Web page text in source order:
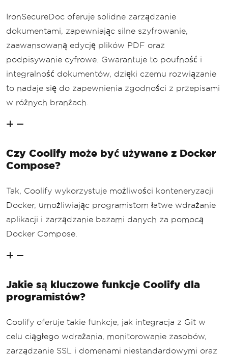
IronSecureDoc oferuje solidne zarządzanie
dokumentami, zapewniając silne szyfrowanie,
zaawansowaną edycję plików PDF oraz
podpisywanie cyfrowe. Gwarantuje to poufność i
integralność dokumentów, dzięki czemu rozwiązanie
to nadaje się do zapewnienia zgodności z przepisami
w różnych branżach.
Czy Coolify może być używane z Docker
Compose?
Tak, Coolify wykorzystuje możliwości konteneryzacji
Docker, umożliwiając programistom łatwe wdrażanie
aplikacji i zarządzanie bazami danych za pomocą
Docker Compose.
Jakie są kluczowe funkcje Coolify dla
programistów?
Coolify oferuje takie funkcje, jak integracja z Git w
celu ciągłego wdrażania, monitorowanie zasobów,
zarządzanie SSL i domenami niestandardowymi oraz